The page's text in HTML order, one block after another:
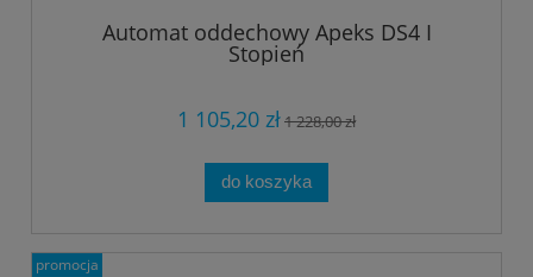
Automat oddechowy Apeks DS4 I
Stopień
1 105,20 zł1 228,00 zł
do koszyka
promocja